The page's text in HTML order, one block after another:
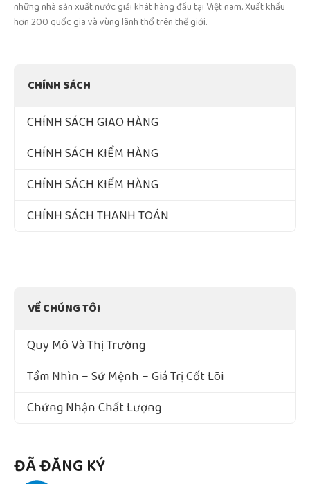
những nhà sản xuất nước giải khát hàng đầu tại Việt nam. Xuất khẩu
hơn 200 quốc gia và vùng lãnh thổ trên thế giới.
CHÍNH SÁCH
CHÍNH SÁCH GIAO HÀNG
CHÍNH SÁCH KIỂM HÀNG
CHÍNH SÁCH KIỂM HÀNG
CHÍNH SÁCH THANH TOÁN
VỀ CHÚNG TÔI
Quy Mô Và Thị Trường
Tầm Nhìn – Sứ Mệnh – Giá Trị Cốt Lõi
Chứng Nhận Chất Lượng
ĐÃ ĐĂNG KÝ